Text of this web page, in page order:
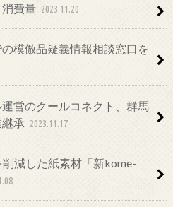
費量 2023.11.20
模倣品疑義情報相談窓口を
営のクールコネクト、群馬
承 2023.11.17
減した紙素材「新kome-